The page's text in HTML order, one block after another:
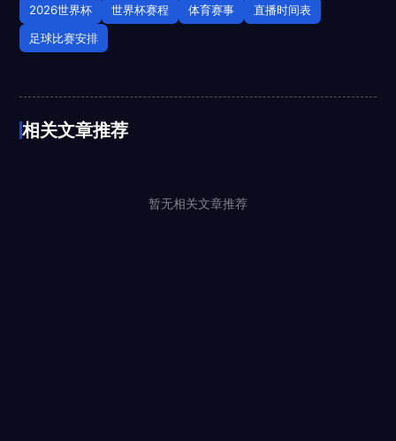
2026世界杯 世界杯赛程 体育赛事 直播时间表
足球比赛安排
相关文章推荐
暂无相关文章推荐